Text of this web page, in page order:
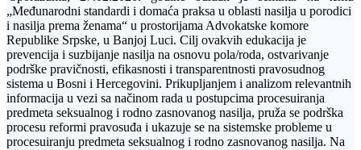
„Međunarodni standardi i domaća praksa u oblasti nasilja u porodici
i nasilja prema ženama“ u prostorijama Advokatske komore
Republike Srpske, u Banjoj Luci. Cilj ovakvih edukacija je
prevencija i suzbijanje nasilja na osnovu pola/roda, ostvarivanje
podrške pravičnosti, efikasnosti i transparentnosti pravosudnog
sistema u Bosni i Hercegovini. Prikupljanjem i analizom relevantnih
informacija u vezi sa načinom rada u postupcima procesuiranja
predmeta seksualnog i rodno zasnovanog nasilja, pruža se podrška
procesu reformi pravosuđa i ukazuje se na sistemske probleme u
procesuiranju predmeta seksualnog i rodno zasnovanog nasilja. Na